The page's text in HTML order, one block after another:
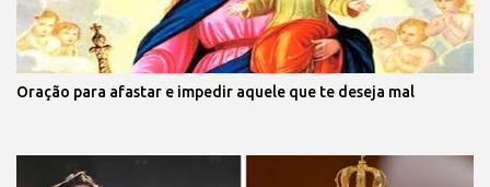
Oração para afastar e impedir aquele que te deseja mal